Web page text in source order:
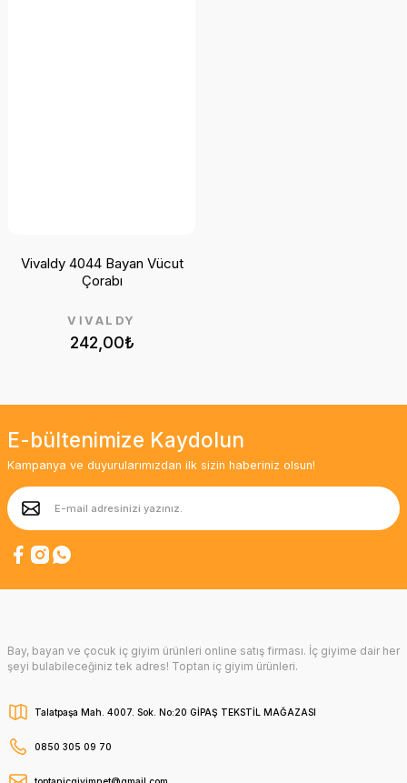
242,00₺
VİVALDY
Vivaldy 4044 Bayan Vücut
Çorabı
E-bültenimize Kaydolun
Kampanya ve duyurularımızdan ilk sizin haberiniz olsun!
Bay, bayan ve çocuk iç giyim ürünleri online satış firması. İç giyime dair her
şeyi bulabileceğiniz tek adres! Toptan iç giyim ürünleri.
Talatpaşa Mah. 4007. Sok. No:20 GİPAŞ TEKSTİL MAĞAZASI
0850 305 09 70